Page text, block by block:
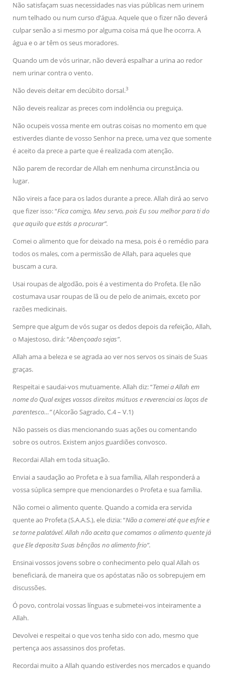
Não satisfaçam suas necessidades nas vias públicas nem urinem
num telhado ou num curso d’água. Aquele que o fizer não deverá
culpar senão a si mesmo por alguma coisa má que lhe ocorra. A
água e o ar têm os seus moradores.
Quando um de vós urinar, não deverá espalhar a urina ao redor
nem urinar contra o vento.
Não deveis deitar em decúbito dorsal.3
Não deveis realizar as preces com indolência ou preguiça.
Não ocupeis vossa mente em outras coisas no momento em que
estiverdes diante de vosso Senhor na prece, uma vez que somente
é aceito da prece a parte que é realizada com atenção.
Não parem de recordar de Allah em nenhuma circunstância ou
lugar.
Não vireis a face para os lados durante a prece. Allah dirá ao servo
que fizer isso: “Fica comigo, Meu servo, pois Eu sou melhor para ti do
que aquilo que estás a procurar”.
Comei o alimento que for deixado na mesa, pois é o remédio para
todos os males, com a permissão de Allah, para aqueles que
buscam a cura.
Usai roupas de algodão, pois é a vestimenta do Profeta. Ele não
costumava usar roupas de lã ou de pelo de animais, exceto por
razões medicinais.
Sempre que algum de vós sugar os dedos depois da refeição, Allah,
o Majestoso, dirá: “Abençoado sejas”.
Allah ama a beleza e se agrada ao ver nos servos os sinais de Suas
graças.
Respeitai e saudai-vos mutuamente. Allah diz: “Temei a Allah em
nome do Qual exiges vossos direitos mútuos e reverenciai os laços de
parentesco…”(Alcorão Sagrado, C.4 – V.1)
Não passeis os dias mencionando suas ações ou comentando
sobre os outros. Existem anjos guardiões convosco.
Recordai Allah em toda situação.
Enviai a saudação ao Profeta e à sua família, Allah responderá a
vossa súplica sempre que mencionardes o Profeta e sua família.
Não comei o alimento quente. Quando a comida era servida
quente ao Profeta (S.A.A.S.), ele dizia: “Não a comerei até que esfrie e
se torne palatável. Allah não aceita que comamos o alimento quente já
que Ele deposita Suas bênçãos no alimento frio”.
Ensinai vossos jovens sobre o conhecimento pelo qual Allah os
beneficiará, de maneira que os apóstatas não os sobrepujem em
discussões.
Ó povo, controlai vossas línguas e submetei-vos inteiramente a
Allah.
Devolvei e respeitai o que vos tenha sido con ado, mesmo que
pertença aos assassinos dos profetas.
Recordai muito a Allah quando estiverdes nos mercados e quando